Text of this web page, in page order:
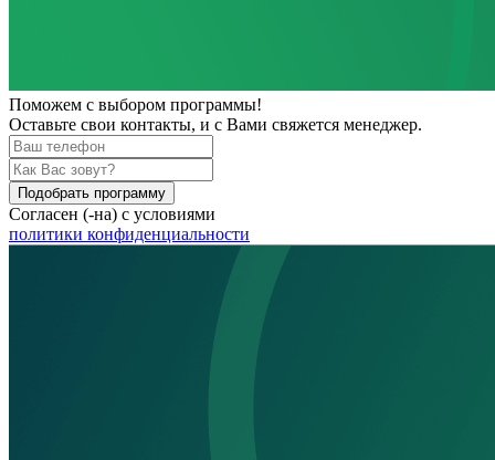
Поможем с выбором программы!
Оставьте свои контакты, и с Вами свяжется менеджер.
Подобрать программу
Согласен (-на) с условиями
политики конфиденциальности